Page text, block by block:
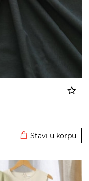
Stavi u korpu